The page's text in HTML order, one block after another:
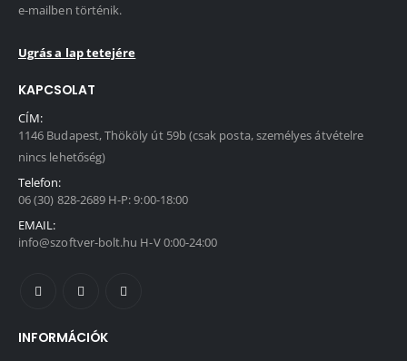
e-mailben történik.
Ugrás a lap tetejére
KAPCSOLAT
CÍM:
1146 Budapest, Thököly út 59b (csak posta, személyes átvételre
nincs lehetőség)
Telefon:
06 (30) 828-2689 H-P: 9:00-18:00
EMAIL:
info@szoftver-bolt.hu H-V 0:00-24:00
INFORMÁCIÓK